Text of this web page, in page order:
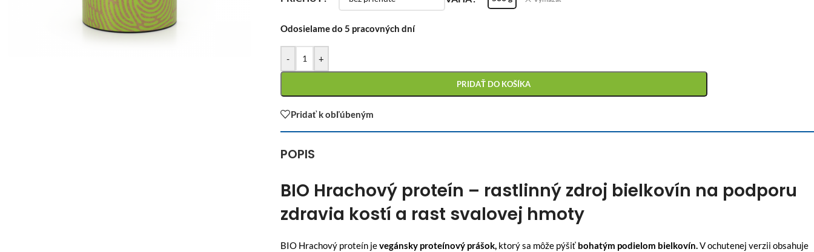
Odosielame do 5 pracovných dní
- +
PRIDAŤ DO KOŠÍKA
Pridať k obľúbeným
POPIS
BIO Hrachový proteín – rastlinný zdroj bielkovín na podporu
zdravia kostí a rast svalovej hmoty
BIO Hrachový proteín jevegánsky proteínový prášok, ktorý sa môže pýšiť bohatým podielom bielkovín.V ochutenej verzii obsahuje